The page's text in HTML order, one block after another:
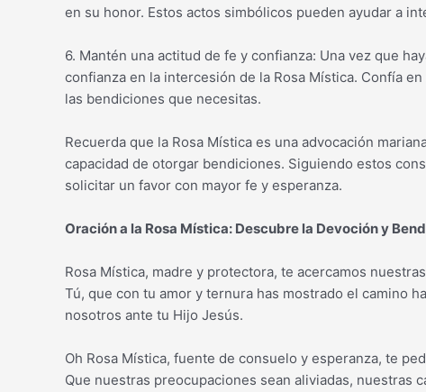
en su honor. Estos actos simbólicos pueden ayudar a
6. Mantén una actitud de fe y confianza: Una vez que
confianza en la intercesión de la Rosa Mística. Confía
las bendiciones que necesitas.
Recuerda que la Rosa Mística es una advocación
capacidad de otorgar bendiciones. Siguiendo estos
solicitar un favor con mayor fe y esperanza.
Oración a la Rosa Mística: Descubre la Devoción y
Rosa Mística, madre y protectora, te acercamos
Tú, que con tu amor y ternura has mostrado el camino
nosotros ante tu Hijo Jesús.
Oh Rosa Mística, fuente de consuelo y esperanza, te
Que nuestras preocupaciones sean aliviadas, nuestras